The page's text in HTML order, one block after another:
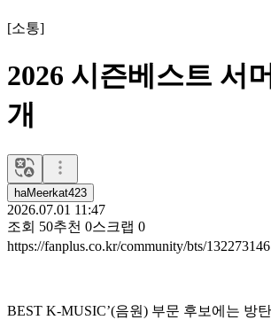
[소통]
2026 시즌베스트 서
개
haMeerkat423
2026.07.01 11:47
조회 50추천 0스크랩 0
https://fanplus.co.kr/community/bts/132273146
BEST K-MUSIC’(음원) 부문 후보에는 방